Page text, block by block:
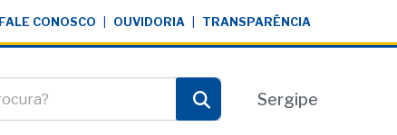
FALE CONOSCO OUVIDORIA TRANSPARÊNCIA
Pesquisar
Sergipe